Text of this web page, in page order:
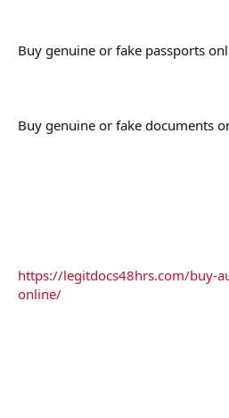
Buy genuine or fake passports
Buy genuine or fake documents
https://legitdocs48hrs.com/buy-
online/